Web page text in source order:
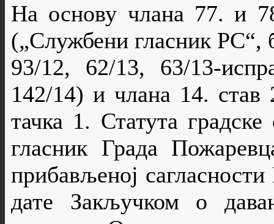
На основу члана 77. и
(„Службени гласник
93/12, 62/13, 63/13-
142/14) и члана 14.
тачка 1. Статута
гласник Града
прибављеној
дате Закључком о